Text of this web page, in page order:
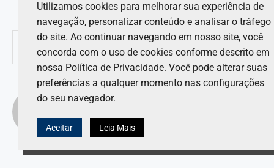
COMPARTILHAR
LUCAS ANDRADE
Utilizamos cookies para melhorar sua experiência de
navegação, personalizar conteúdo e analisar o tráfego
do site. Ao continuar navegando em nosso site, você
concorda com o uso de cookies conforme descrito em
nossa Política de Privacidade. Você pode alterar suas
preferências a qualquer momento nas configurações
do seu navegador.
Aceitar Leia Mais